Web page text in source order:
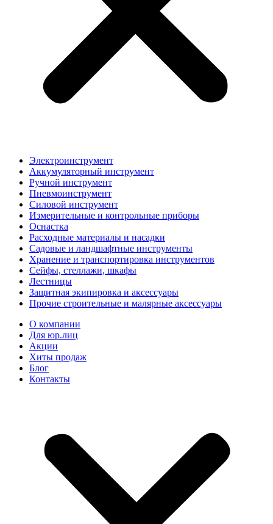
Электроинструмент
Аккумуляторный инструмент
Ручной инструмент
Пневмоинструмент
Силовой инструмент
Измерительные и контрольные приборы
Оснастка
Расходные материалы и насадки
Садовые и ландшафтные инструменты
Хранение и транспортировка инструментов
Сейфы, стеллажи, шкафы
Лестницы
Защитная экипировка и аксессуары
Прочие строительные и малярные аксессуары
О компании
Для юр.лиц
Акции
Хиты продаж
Блог
Контакты